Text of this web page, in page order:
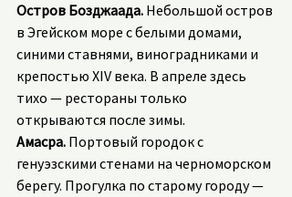
Остров Бозджаада. Небольшой остров
в Эгейском море с белыми домами,
синими ставнями, виноградниками и
крепостью XIV века. В апреле здесь
тихо — рестораны только
открываются после зимы.
Амасра. Портовый городок с
генуэзскими стенами на черноморском
берегу. Прогулка по старому городу —